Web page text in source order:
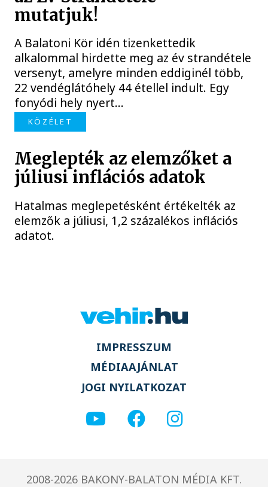
mutatjuk!
A Balatoni Kör idén tizenkettedik
alkalommal hirdette meg az év strandétele
versenyt, amelyre minden eddiginél több,
22 vendéglátóhely 44 étellel indult. Egy
fonyódi hely nyert...
KÖZÉLET
Meglepték az elemzőket a
júliusi inflációs adatok
Hatalmas meglepetésként értékelték az
elemzők a júliusi, 1,2 százalékos inflációs
adatot.
IMPRESSZUM
MÉDIAAJÁNLAT
JOGI NYILATKOZAT
2008-2026 BAKONY-BALATON MÉDIA KFT.